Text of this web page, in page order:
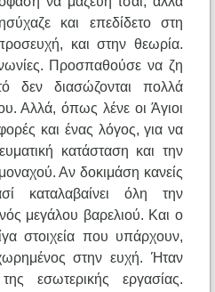
και επεδίδετο στη
και στην θεωρία.
Προσπαθούσε να ζη
δεν διασώζονται πολλά
Αλλά, όπως λένε οι Άγιοι
και ένας λόγος, για να
κατάσταση και την
Αν δοκιμάση κανείς
καταλαβαίνει όλη την
μεγάλου βαρελιού. Και ο
στοιχεία που υπάρχουν,
στην ευχή. Ήταν
εσωτερικής εργασίας.